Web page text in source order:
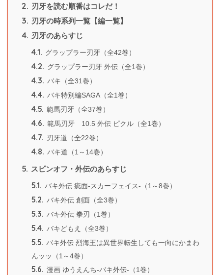
2. 刃牙を読む順番はコレだ！
3. 刃牙の時系列一覧【編一覧】
4. 刃牙のあらすじ
4.1. グラップラー刃牙（全42巻）
4.2. グラップラー刃牙 外伝（全1巻）
4.3. バキ（全31巻）
4.4. バキ特別編SAGA（全1巻）
4.5. 範馬刃牙（全37巻）
4.6. 範馬刃牙 10.5 外伝 ピクル（全1巻）
4.7. 刃牙道（全22巻）
4.8. バキ道（1～14巻）
5. スピンオフ・外伝のあらすじ
5.1. バキ外伝 疵面-スカーフェイス-（1～8巻）
5.2. バキ外伝 創面（全3巻）
5.3. バキ外伝 拳刃（1巻）
5.4. バキどもえ（全3巻）
5.5. バキ外伝 烈海王は異世界転生しても一向にかまわ
んッッ（1～4巻）
5.6. 漫画 ゆうえんち-バキ外伝-（1巻）